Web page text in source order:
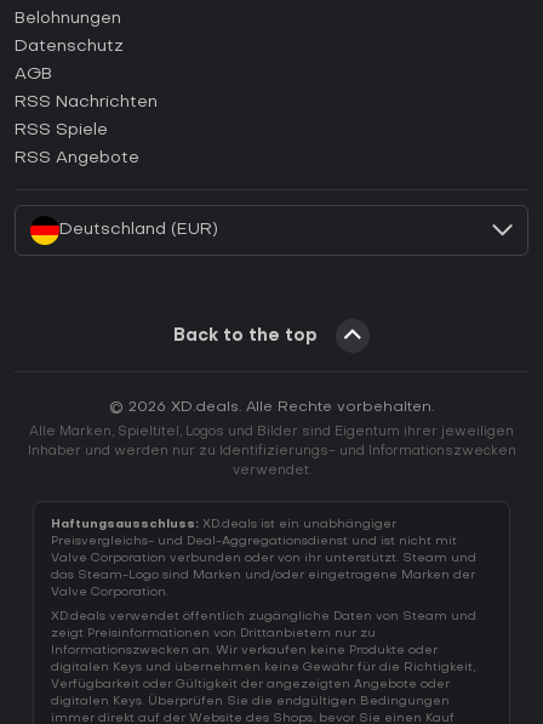
Wie aktiviert man einen Steam CD Key?
Wie aktiviert man einen Epic Games CD Key?
Wie aktiviert man einen GOG CD Key?
Wie aktiviert man einen Ubisoft Connect CD Key?
Wie aktiviert man einen EA App CD Key?
Belohnungen
Datenschutz
AGB
RSS Nachrichten
RSS Spiele
RSS Angebote
Deutschland (EUR)
Back to the top
© 2026 XD.deals. Alle Rechte vorbehalten.
Alle Marken, Spieltitel, Logos und Bilder sind Eigentum ihrer jeweiligen
Inhaber und werden nur zu Identifizierungs- und Informationszwecken
verwendet.
Haftungsausschluss: XD.deals ist ein unabhängiger
Preisvergleichs- und Deal-Aggregationsdienst und ist nicht mit
Valve Corporation verbunden oder von ihr unterstützt. Steam und
das Steam-Logo sind Marken und/oder eingetragene Marken der
Valve Corporation.
XD.deals verwendet öffentlich zugängliche Daten von Steam und
zeigt Preisinformationen von Drittanbietern nur zu
Informationszwecken an. Wir verkaufen keine Produkte oder
digitalen Keys und übernehmen keine Gewähr für die Richtigkeit,
Verfügbarkeit oder Gültigkeit der angezeigten Angebote oder
digitalen Keys. Überprüfen Sie die endgültigen Bedingungen
immer direkt auf der Website des Shops, bevor Sie einen Kauf